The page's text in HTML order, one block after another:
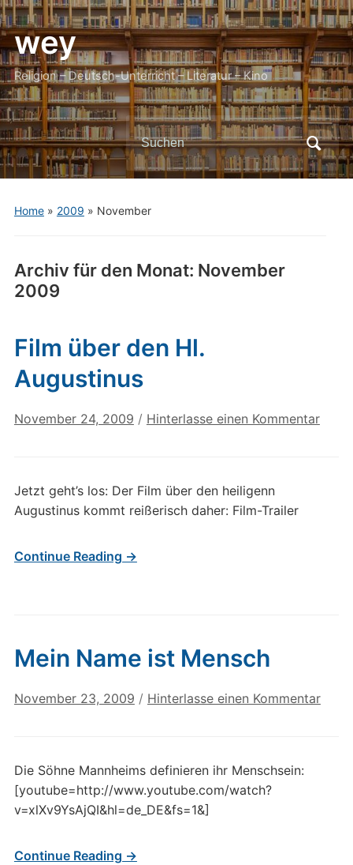
wey
Religion – Deutsch-Unterricht – Literatur – Kino
Search
for:
Home» 2009 » November
Archiv für den Monat: November
2009
Film über den Hl.
Augustinus
November 24, 2009 / Hinterlasse einen Kommentar
Jetzt geht’s los: Der Film über den heiligenn
Augustinus kommt reißerisch daher: Film-Trailer
Continue Reading →
Mein Name ist Mensch
November 23, 2009 / Hinterlasse einen Kommentar
Die Söhne Mannheims definieren ihr Menschsein:
[youtube=http://www.youtube.com/watch?
v=xlXv9YsAjQI&hl=de_DE&fs=1&]
Continue Reading →